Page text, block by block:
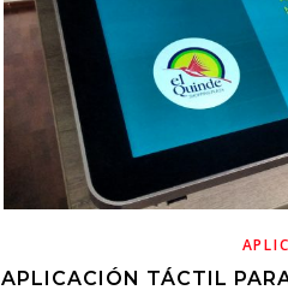
APLICACIÓN TÁCTIL